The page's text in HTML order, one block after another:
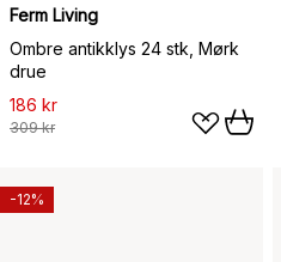
Ferm Living
Ombre antikklys 24 stk, Mørk
drue
186 kr
309 kr
-12%